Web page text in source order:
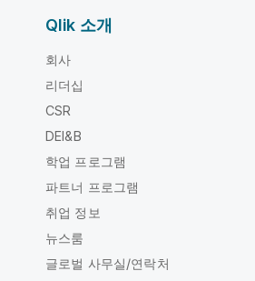
Qlik 소개
회사
리더십
CSR
DEI&B
학업 프로그램
파트너 프로그램
취업 정보
뉴스룸
글로벌 사무실/연락처